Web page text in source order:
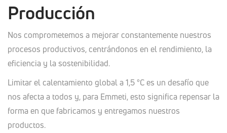
Producción
Nos comprometemos a mejorar constantemente nuestros
procesos productivos, centrándonos en el rendimiento, la
eficiencia y la sostenibilidad.
Limitar el calentamiento global a 1,5 °C es un desafío que
nos afecta a todos y, para Emmeti, esto significa repensar la
forma en que fabricamos y entregamos nuestros
productos.